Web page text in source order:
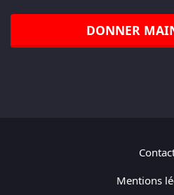
DONNER
Mentions